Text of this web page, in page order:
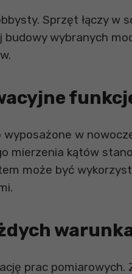
Sprzęt łączy w
wybranych
w
mierzenia kątów
może być
prac